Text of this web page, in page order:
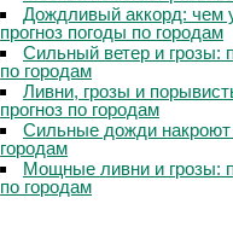
Дождливый аккорд: чем
прогноз погоды по городам
Сильный ветер и грозы:
по городам
Ливни, грозы и
прогноз по городам
Сильные дожди
городам
Мощные ливни и грозы:
по городам